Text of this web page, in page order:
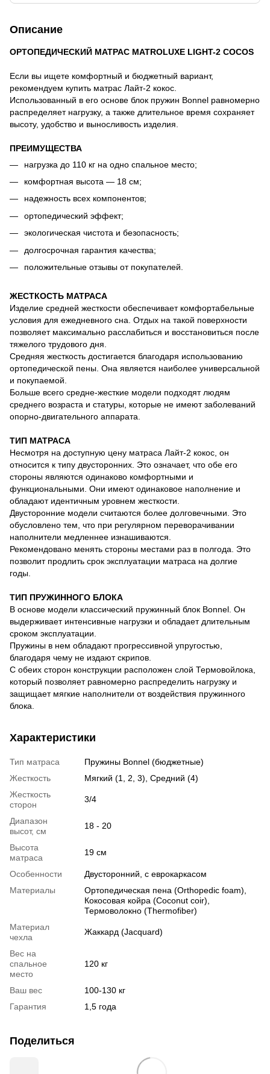
Описание
ОРТОПЕДИЧЕСКИЙ МАТРАС MATROLUXE LIGHT-2 COCOS
Если вы ищете комфортный и бюджетный вариант,
рекомендуем купить матрас Лайт-2 кокос.
Использованный в его основе блок пружин Bonnel равномерно
распределяет нагрузку, а также длительное время сохраняет
высоту, удобство и выносливость изделия.
ПРЕИМУЩЕСТВА
нагрузка до 110 кг на одно спальное место;
комфортная высота — 18 см;
надежность всех компонентов;
ортопедический эффект;
экологическая чистота и безопасность;
долгосрочная гарантия качества;
положительные отзывы от покупателей.
ЖЕСТКОСТЬ МАТРАСА
Изделие средней жесткости обеспечивает комфортабельные
условия для ежедневного сна. Отдых на такой поверхности
позволяет максимально расслабиться и восстановиться после
тяжелого трудового дня.
Средняя жесткость достигается благодаря использованию
ортопедической пены. Она является наиболее универсальной
и покупаемой.
Больше всего средне-жесткие модели подходят людям
среднего возраста и статуры, которые не имеют заболеваний
опорно-двигательного аппарата.
ТИП МАТРАСА
Несмотря на доступную цену матраса Лайт-2 кокос, он
относится к типу двусторонних. Это означает, что обе его
стороны являются одинаково комфортными и
функциональными. Они имеют одинаковое наполнение и
обладают идентичным уровнем жесткости.
Двусторонние модели считаются более долговечными. Это
обусловлено тем, что при регулярном переворачивании
наполнители медленнее изнашиваются.
Рекомендовано менять стороны местами раз в полгода. Это
позволит продлить срок эксплуатации матраса на долгие
годы.
ТИП ПРУЖИННОГО БЛОКА
В основе модели классический пружинный блок Bonnel. Он
выдерживает интенсивные нагрузки и обладает длительным
сроком эксплуатации.
Пружины в нем обладают прогрессивной упругостью,
благодаря чему не издают скрипов.
С обеих сторон конструкции расположен слой Термовойлока,
который позволяет равномерно распределить нагрузку и
защищает мягкие наполнители от воздействия пружинного
блока.
Характеристики
Тип матраса
Пружины Bonnel (бюджетные)
Жесткость
Мягкий (1, 2, 3), Средний (4)
Жесткость
сторон
3/4
Диапазон
высот, см
18 - 20
Высота
матраса
19 см
Особенности
Двусторонний, с еврокаркасом
Материалы
Ортопедическая пена (Orthopedic foam),
Кокосовая койра (Coconut coir),
Термоволокно (Thermofiber)
Материал
чехла
Жаккард (Jacquard)
Вес на
спальное
место
120 кг
Ваш вес
100-130 кг
Гарантия
1,5 года
Поделиться